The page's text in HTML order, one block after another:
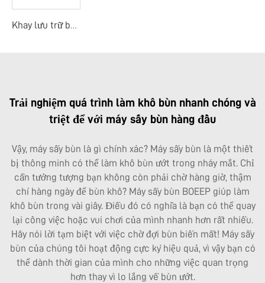
Khay lưu trữ bùn
Trải nghiệm quá trình làm khô bùn nhanh chóng và
triệt để với máy sấy bùn hàng đầu
Vậy, máy sấy bùn là gì chính xác? Máy sấy bùn là một thiết
bị thông minh có thể làm khô bùn ướt trong nháy mắt. Chỉ
cần tưởng tượng bạn không còn phải chờ hàng giờ, thậm
chí hàng ngày để bùn khô? Máy sấy bùn BOEEP giúp làm
khô bùn trong vài giây. Điều đó có nghĩa là bạn có thể quay
lại công việc hoặc vui chơi của mình nhanh hơn rất nhiều.
Hãy nói lời tạm biệt với việc chờ đợi bùn biến mất! Máy sấy
bùn của chúng tôi hoạt động cực kỳ hiệu quả, vì vậy bạn có
thể dành thời gian của mình cho những việc quan trọng
hơn thay vì lo lắng về bùn ướt.